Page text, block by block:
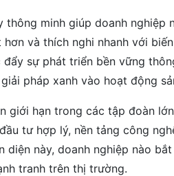
thông minh giúp doanh nghiệp
và thích nghi nhanh với
sự phát triển bền vững
pháp xanh vào hoạt động
giới hạn trong các tập đoàn
tư hợp lý, nền tảng công
diện này, doanh nghiệp nào
tranh trên thị trường.